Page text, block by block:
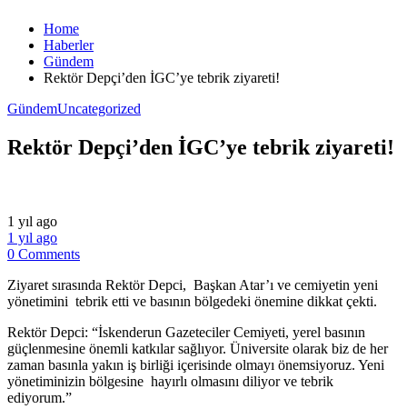
Home
Haberler
Gündem
Rektör Depçi’den İGC’ye tebrik ziyareti!
GündemUncategorized
Rektör Depçi’den İGC’ye tebrik ziyareti!
1 yıl ago
1 yıl ago
0 Comments
Ziyaret sırasında Rektör Depci, Başkan Atar’ı ve cemiyetin yeni
yönetimini tebrik etti ve basının bölgedeki önemine dikkat çekti.
Rektör Depci: “İskenderun Gazeteciler Cemiyeti, yerel basının
güçlenmesine önemli katkılar sağlıyor. Üniversite olarak biz de her
zaman basınla yakın iş birliği içerisinde olmayı önemsiyoruz. Yeni
yönetiminizin bölgesine hayırlı olmasını diliyor ve tebrik
ediyorum.”